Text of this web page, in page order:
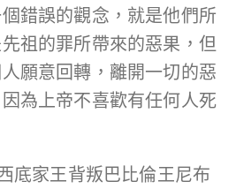
錯誤的觀念，就是他們所
祖的罪所帶來的惡果，但
願意回轉，離開一切的惡
為上帝不喜歡有任何人死
底家王背叛巴比倫王尼布